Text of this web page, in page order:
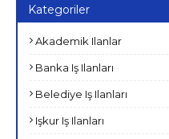
Kategoriler
Akademik Ilanlar
Banka Iş Ilanları
Belediye Iş Ilanları
Işkur Iş Ilanları